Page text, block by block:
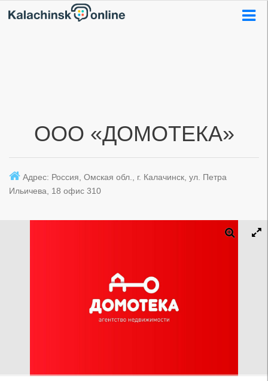
ООО «ДОМОТЕКА»
Адрес: Россия, Омская обл., г. Калачинск, ул. Петра
Ильичева, 18 офис 310